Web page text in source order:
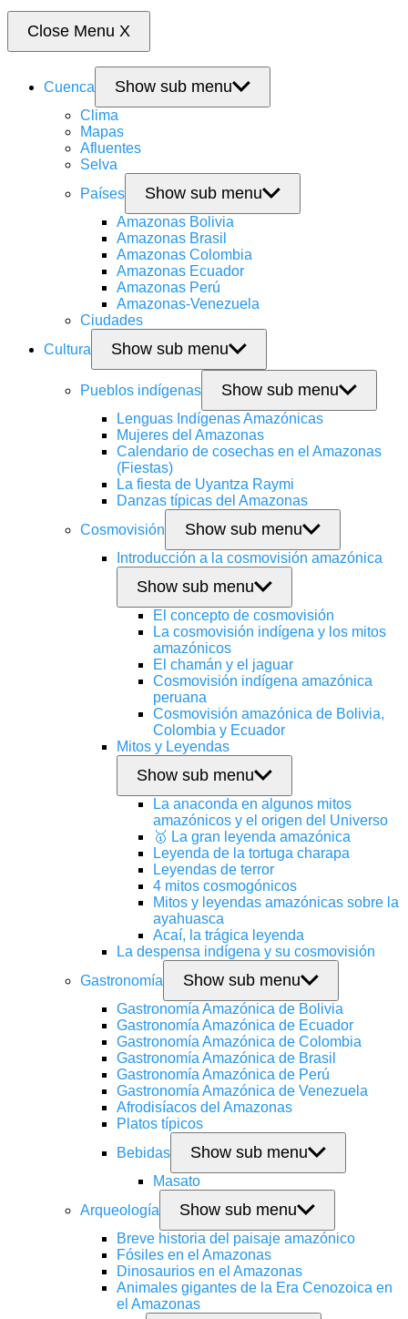
Close Menu X
Cuenca Show sub menu
Clima
Mapas
Afluentes
Selva
Países
Show sub menu
Amazonas Bolivia
Amazonas Brasil
Amazonas Colombia
Amazonas Ecuador
Amazonas Perú
Amazonas-Venezuela
Ciudades
Cultura
Show sub menu
Pueblos indígenas Show sub menu
Lenguas Indígenas Amazónicas
Mujeres del Amazonas
Calendario de cosechas en el Amazonas
(Fiestas)
La fiesta de Uyantza Raymi
Danzas típicas del Amazonas
Cosmovisión
Show sub menu
Introducción a la cosmovisión amazónica
Show sub menu
El concepto de cosmovisión
La cosmovisión indígena y los mitos
amazónicos
El chamán y el jaguar
Cosmovisión indígena amazónica
peruana
Cosmovisión amazónica de Bolivia,
Colombia y Ecuador
Mitos y Leyendas
Show sub menu
La anaconda en algunos mitos
amazónicos y el origen del Universo
🥇 La gran leyenda amazónica
Leyenda de la tortuga charapa
Leyendas de terror
4 mitos cosmogónicos
Mitos y leyendas amazónicas sobre la
ayahuasca
Acaí, la trágica leyenda
La despensa indígena y su cosmovisión
Gastronomía
Show sub menu
Gastronomía Amazónica de Bolivia
Gastronomía Amazónica de Ecuador
Gastronomía Amazónica de Colombia
Gastronomía Amazónica de Brasil
Gastronomía Amazónica de Perú
Gastronomía Amazónica de Venezuela
Afrodisíacos del Amazonas
Platos típicos
Bebidas
Show sub menu
Masato
Arqueología
Show sub menu
Breve historia del paisaje amazónico
Fósiles en el Amazonas
Dinosaurios en el Amazonas
Animales gigantes de la Era Cenozoica en
el Amazonas